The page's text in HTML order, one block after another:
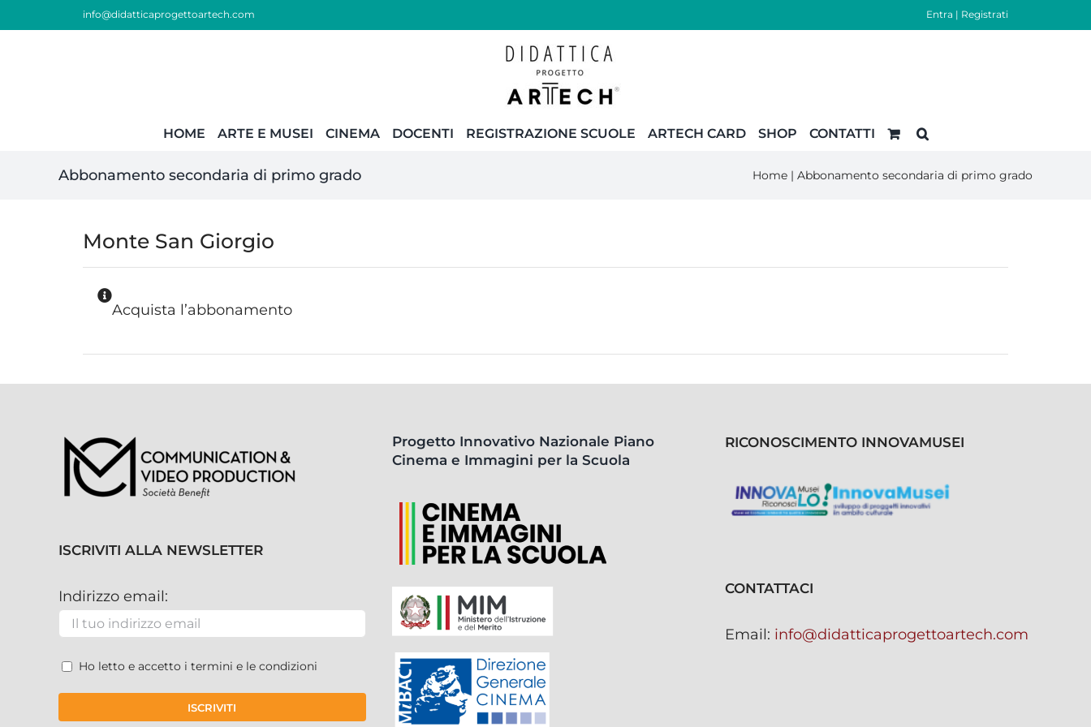
info@didatticaprogettoartech.com Entra | Registrati
HOME ARTE E MUSEI CINEMA DOCENTI REGISTRAZIONE SCUOLE ARTECH CARD SHOP CONTATTI
Abbonamento secondaria di primo grado Home | Abbonamento secondaria di primo grado
Monte San Giorgio
Acquista l’abbonamento
ISCRIVITI ALLA NEWSLETTER
Indirizzo email:
Ho letto e accetto i termini e le condizioni
Progetto Innovativo Nazionale Piano
Cinema e Immagini per la Scuola
RICONOSCIMENTO INNOVAMUSEI
CONTATTACI
Email: info@didatticaprogettoartech.com